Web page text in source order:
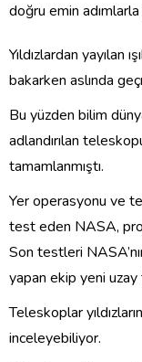
doğru emin
Yıldızlardan yayılan
bakarken aslında
Bu yüzden bilim
adlandırılan
tamamlanmıştı.
Yer operasyonu ve
test eden NASA,
Son testleri
yapan ekip yeni uzay
Teleskoplar
inceleyebiliyor.